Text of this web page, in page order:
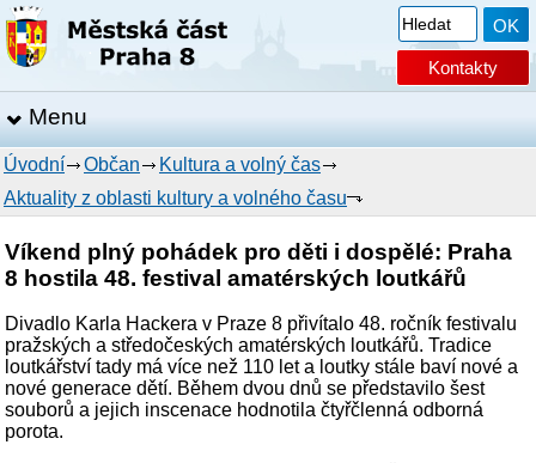
Kontakty
Menu
Úvodní Občan
Kultura a volný čas
Aktuality z oblasti kultury a volného času
Víkend plný pohádek pro děti i dospělé: Praha
8 hostila 48. festival amatérských loutkářů
Divadlo Karla Hackera v Praze 8 přivítalo 48. ročník festivalu
pražských a středočeských amatérských loutkářů. Tradice
loutkářství tady má více než 110 let a loutky stále baví nové a
nové generace dětí. Během dvou dnů se představilo šest
souborů a jejich inscenace hodnotila čtyřčlenná odborná
porota.